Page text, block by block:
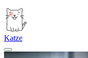
Katze